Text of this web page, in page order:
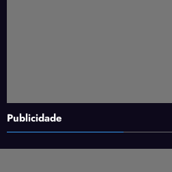
Publicidade